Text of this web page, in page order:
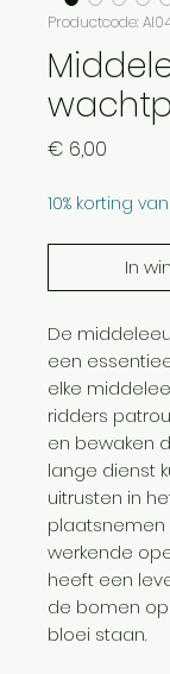
Productcode:
€ 6,00
10% korting
In
De
een
elke
ridders
en bewaken
lange dienst
uitrusten in
werkende
heeft een
de bomen
bloei staan.